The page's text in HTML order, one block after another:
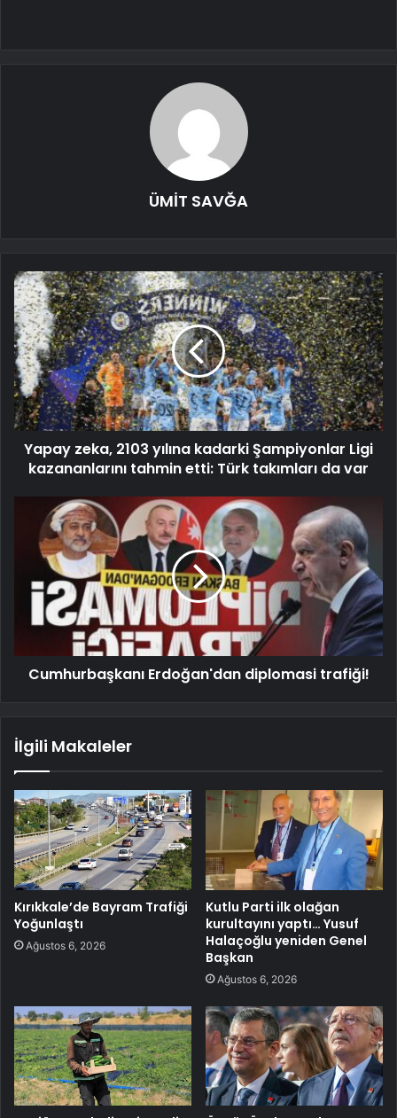
ÜMİT SAVĞA
Yapay zeka, 2103 yılına kadarki Şampiyonlar Ligi
kazananlarını tahmin etti: Türk takımları da var
Cumhurbaşkanı Erdoğan'dan diplomasi trafiği!
İlgili Makaleler
Kırıkkale’de Bayram Trafiği
Yoğunlaştı
Ağustos 6, 2026
Kutlu Parti ilk olağan
kurultayını yaptı… Yusuf
Halaçoğlu yeniden Genel
Başkan
Ağustos 6, 2026